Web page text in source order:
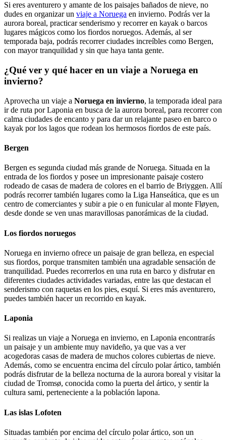
Si eres aventurero y amante de los paisajes bañados de nieve, no
dudes en organizar un viaje a Noruega en invierno. Podrás ver la
aurora boreal, practicar senderismo y recorrer en kayak o barcos
lugares mágicos como los fiordos noruegos. Además, al ser
temporada baja, podrás recorrer ciudades increíbles como Bergen,
con mayor tranquilidad y sin que haya tanta gente.
¿Qué ver y qué hacer en un viaje a Noruega en
invierno?
Aprovecha un viaje a Noruega en invierno, la temporada ideal para
ir de ruta por Laponia en busca de la aurora boreal, para recorrer con
calma ciudades de encanto y para dar un relajante paseo en barco o
kayak por los lagos que rodean los hermosos fiordos de este país.
Bergen
Bergen es segunda ciudad más grande de Noruega. Situada en la
entrada de los fiordos y posee un impresionante paisaje costero
rodeado de casas de madera de colores en el barrio de Briyggen. Allí
podrás recorrer también lugares como la Liga Hanseática, que es un
centro de comerciantes y subir a pie o en funicular al monte Fløyen,
desde donde se ven unas maravillosas panorámicas de la ciudad.
Los fiordos noruegos
Noruega en invierno ofrece un paisaje de gran belleza, en especial
sus fiordos, porque transmiten también una agradable sensación de
tranquilidad. Puedes recorrerlos en una ruta en barco y disfrutar en
diferentes ciudades actividades variadas, entre las que destacan el
senderismo con raquetas en los pies, esquí. Si eres más aventurero,
puedes también hacer un recorrido en kayak.
Laponia
Si realizas un viaje a Noruega en invierno, en Laponia encontrarás
un paisaje y un ambiente muy navideño, ya que vas a ver
acogedoras casas de madera de muchos colores cubiertas de nieve.
Además, como se encuentra encima del círculo polar ártico, también
podrás disfrutar de la belleza nocturna de la aurora boreal y visitar la
ciudad de Tromsø, conocida como la puerta del ártico, y sentir la
cultura sami, perteneciente a la población lapona.
Las islas Lofoten
Situadas también por encima del círculo polar ártico, son un